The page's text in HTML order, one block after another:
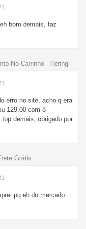
bom demais, faz
No Carrinho - Hering
erro no site, acho q era
129,00 com 8
demais, obrigado por
Grátis
pq eh do mercado